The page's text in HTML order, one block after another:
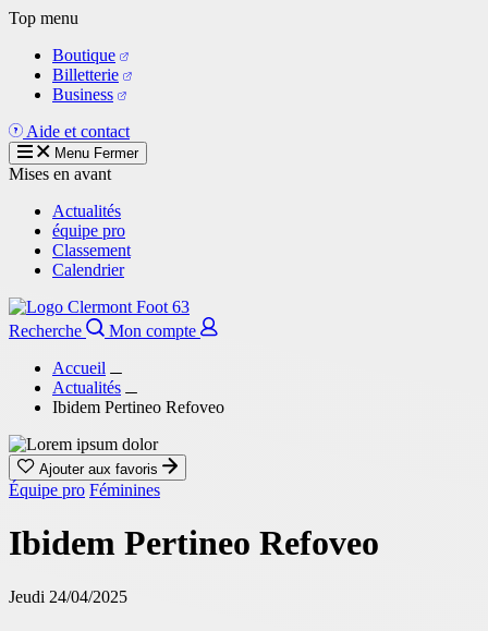
Aller
contenu
principal
Top menu
Boutique
Billetterie
Business
Aide et contact
Menu Fermer
Mises en avant
Actualités
équipe pro
Classement
Calendrier
Recherche
Mon compte
Accueil
Actualités
Ibidem Pertineo Refoveo
Ajouter aux favoris
Équipe pro Féminines
Ibidem Pertineo Refoveo
Jeudi 24/04/2025